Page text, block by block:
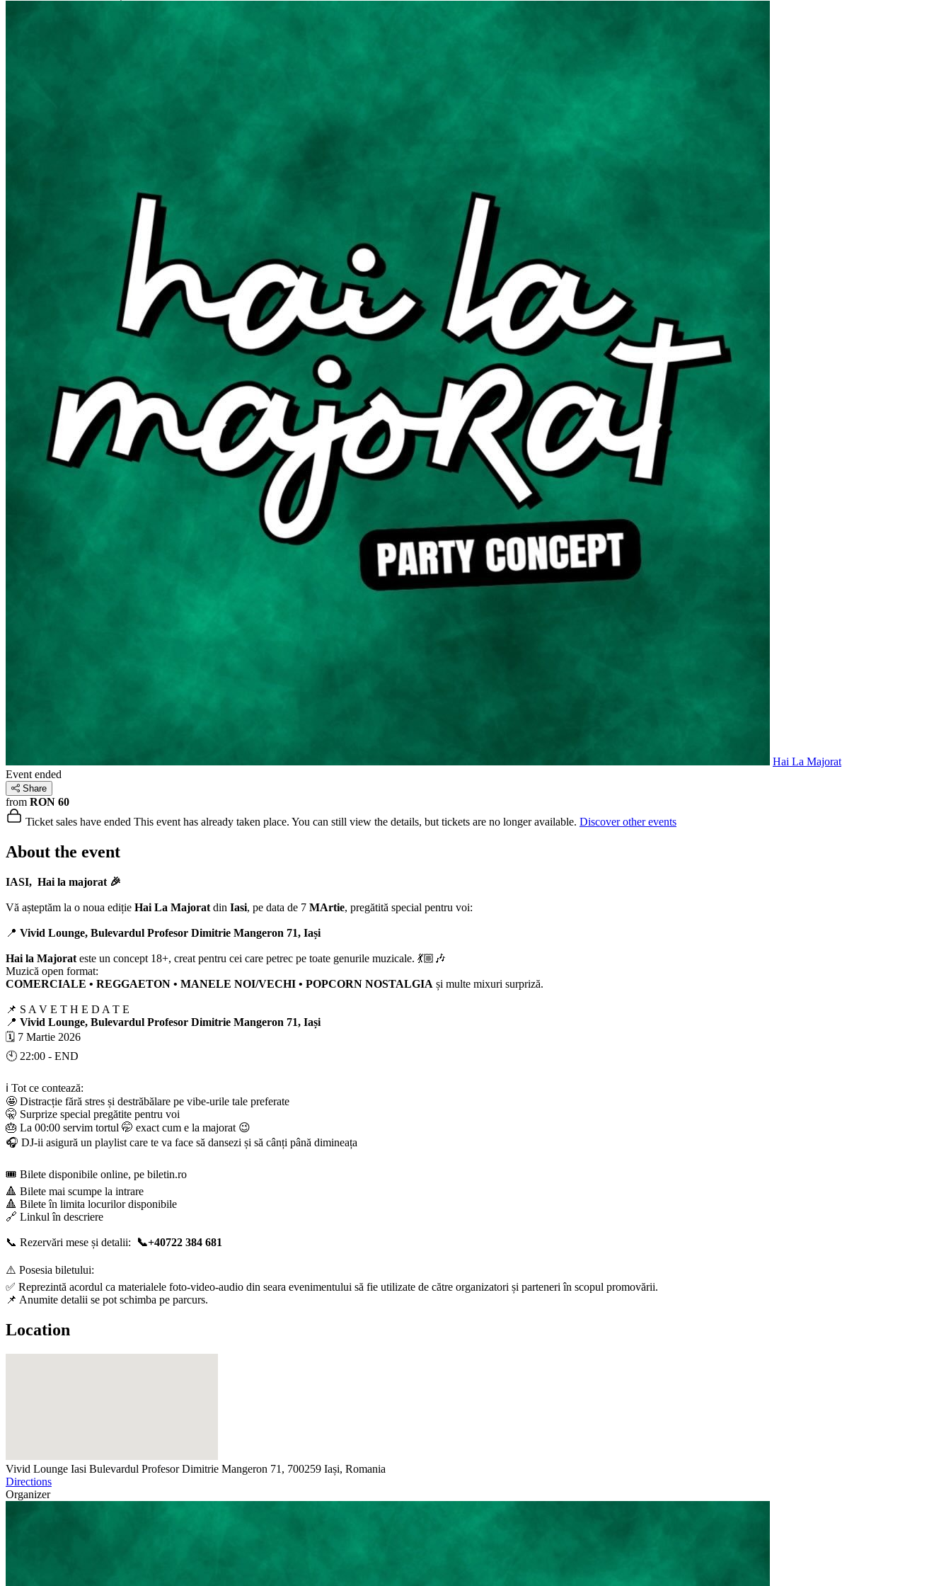
Hai La Majorat
Event ended
Share
from RON 60
Ticket sales have ended This event has already taken place. You can still view the details, but tickets are no longer available. Discover other events
About the event
IASI, Hai la majorat 🎉
Vă așteptăm la o noua ediție Hai La Majorat din Iasi, pe data de 7 MArtie, pregătită special pentru voi:
📍 Vivid Lounge, Bulevardul Profesor Dimitrie Mangeron 71, Iași
Hai la Majorat este un concept 18+, creat pentru cei care petrec pe toate genurile muzicale. 💃🏼🎶
Muzică open format:
COMERCIALE • REGGAETON • MANELE NOI/VECHI • POPCORN NOSTALGIA și multe mixuri surpriză.
📌 S A V E T H E D A T E
📍 Vivid Lounge, Bulevardul Profesor Dimitrie Mangeron 71, Iași
🗓️ 7 Martie 2026
🕙 22:00 - END
ℹ️ Tot ce contează:
🤩 Distracție fără stres și destrăbălare pe vibe-urile tale preferate
🤫 Surprize special pregătite pentru voi
🎂 La 00:00 servim tortul 🤭 exact cum e la majorat 😉
🎧 DJ-ii asigură un playlist care te va face să dansezi și să cânți până dimineața
🎟️ Bilete disponibile online, pe biletin.ro
🔺 Bilete mai scumpe la intrare
🔺 Bilete în limita locurilor disponibile
🔗 Linkul în descriere
📞 Rezervări mese și detalii: 📞+40722 384 681
⚠️ Posesia biletului:
✅ Reprezintă acordul ca materialele foto-video-audio din seara evenimentului să fie utilizate de către organizatori și parteneri în scopul promovării.
📌 Anumite detalii se pot schimba pe parcurs.
Location
Vivid Lounge Iasi Bulevardul Profesor Dimitrie Mangeron 71, 700259 Iași, Romania
Directions
Organizer